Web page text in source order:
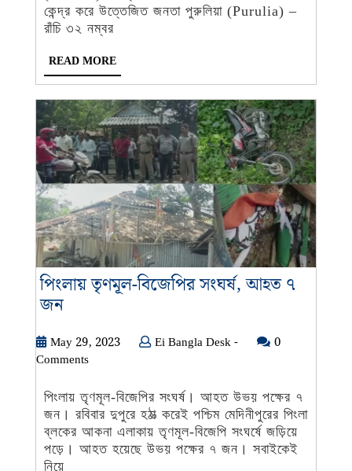
কেন্দ্র করে উত্তেজিত জনতা পুরুলিয়া (Purulia) –
রাঁচি ৩২ নম্বর
READ MOREREAD
MORE
পিংলায় তৃণমূল-বিজেপির সংঘর্ষ, আহত ৭
জনপিংলায়
বিজেপির
সংঘর্ষ,
আহত
৭
জন
May 29, 2023May
Ei Bangla Desk -Ei
-
0
Comments
পিংলায় তৃণমূল-বিজেপির সংঘর্ষ। আহত উভয় পক্ষের ৭
জন। রবিবার দুপুরে হঠাত্‍ করেই পশ্চিম মেদিনীপুরের পিংলা
ব্লকের আকনা এলাকায় তৃণমূল-বিজেপি সংঘর্ষে জড়িয়ে
পড়ে। আহত হয়েছে উভয় পক্ষের ৭ জন। সবাইকেই
নিয়ে